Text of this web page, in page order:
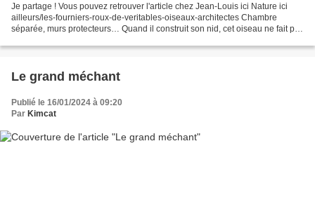
Je partage ! Vous pouvez retrouver l'article chez Jean-Louis ici Nature ici
ailleurs/les-fourniers-roux-de-veritables-oiseaux-architectes Chambre
séparée, murs protecteurs… Quand il construit son nid, cet oiseau ne fait pas
Le grand méchant
Publié le 16/01/2024 à 09:20
Par Kimcat